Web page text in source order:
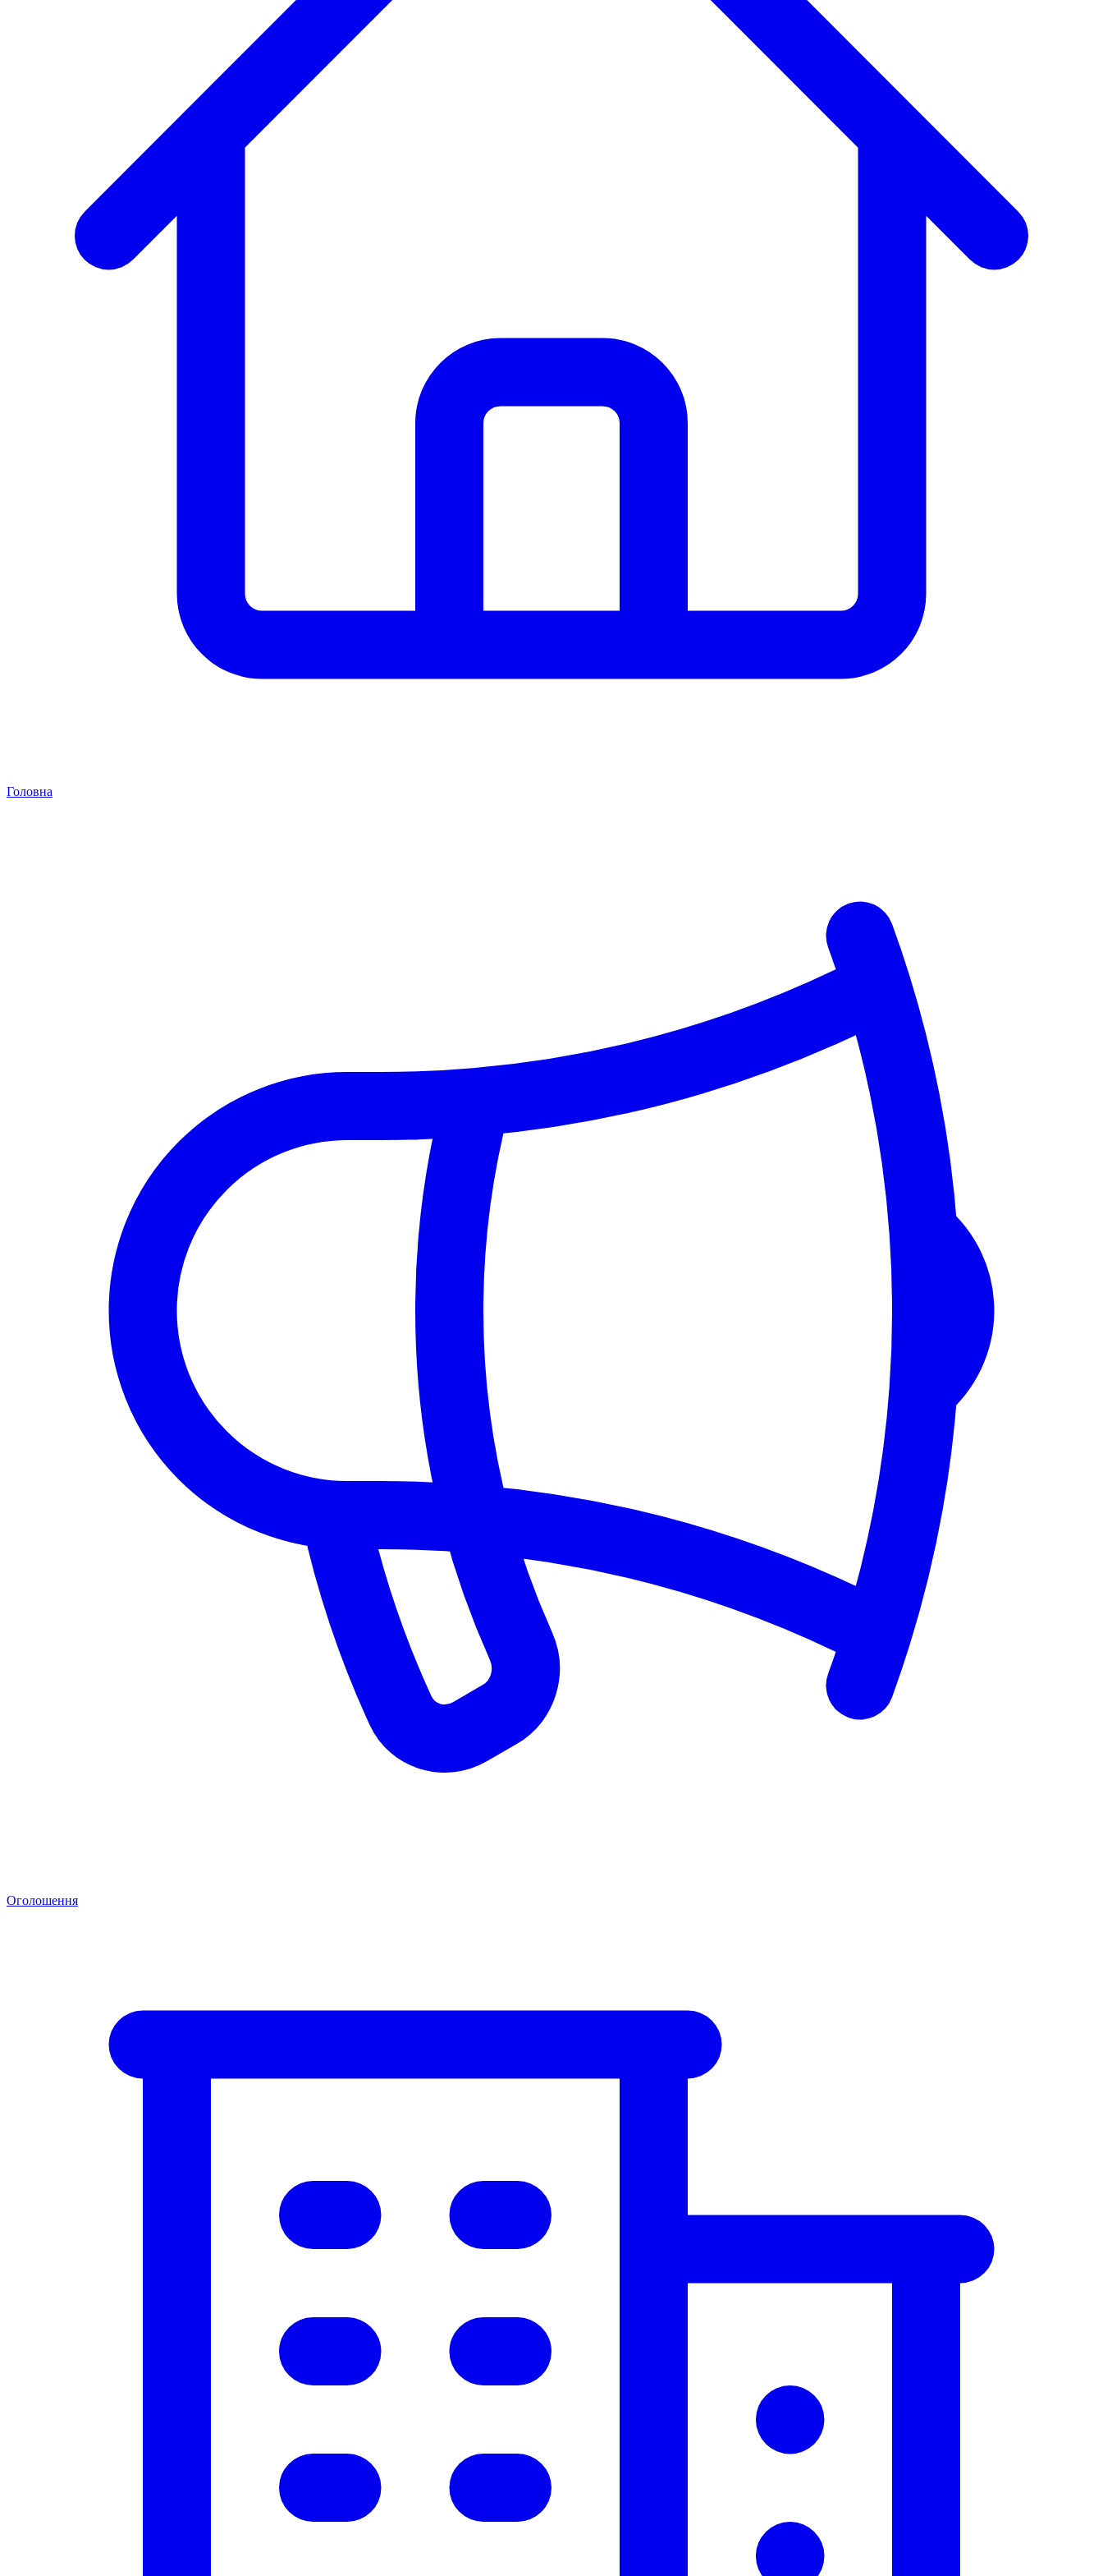
Головна
Оголошення